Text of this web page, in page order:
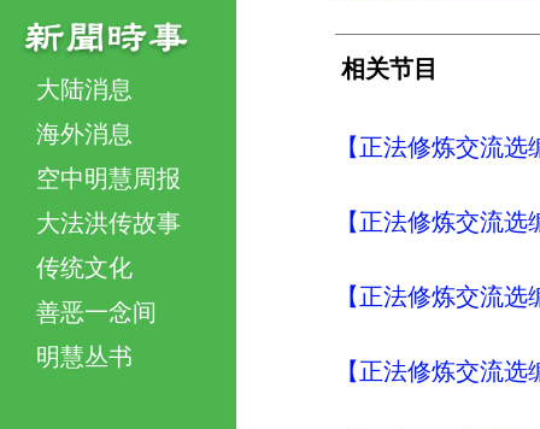
大陆消息
海外消息
空中明慧周报
大法洪传故事
传统文化
善恶一念间
明慧丛书
相关节目
【正法修炼交流
【正法修炼交流
【正法修炼交流
【正法修炼交流